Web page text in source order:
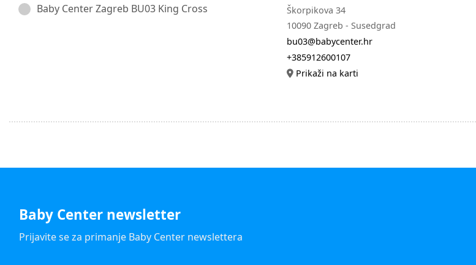
Baby Center Zagreb BU03 King Cross
Škorpikova 34
10090 Zagreb - Susedgrad
bu03@babycenter.hr
+385912600107
Prikaži na karti
Baby Center newsletter
Prijavite se za primanje Baby Center newslettera